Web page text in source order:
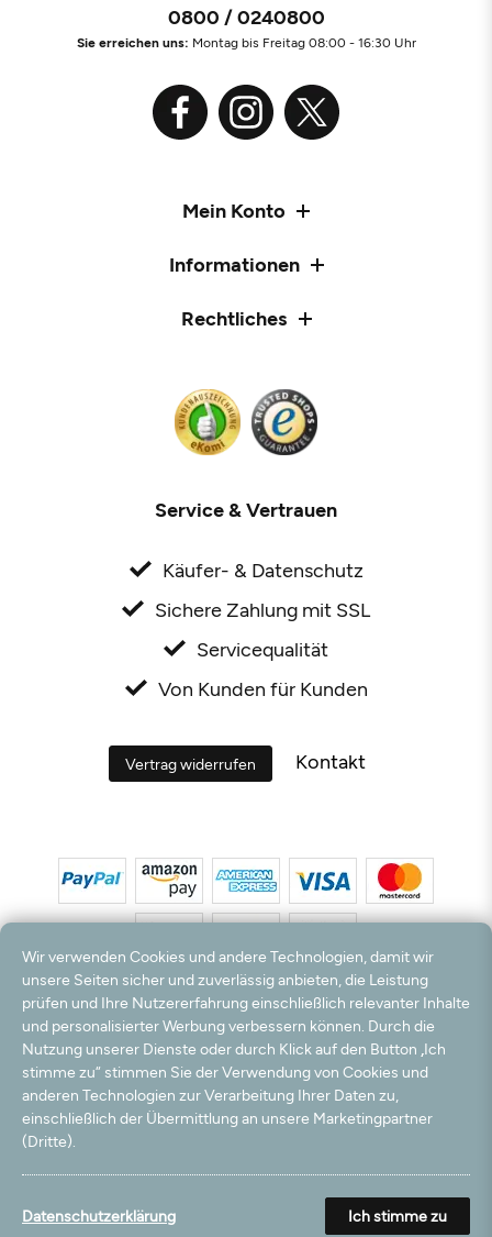
0800 / 0240800
Sie erreichen uns: Montag bis Freitag 08:00 - 16:30 Uhr
Mein Konto
Informationen
Rechtliches
Service & Vertrauen
Käufer- & Datenschutz
Sichere Zahlung mit SSL
Servicequalität
Von Kunden für Kunden
Vertrag widerrufen Kontakt
*Alle Preise inkl. MwSt. und zzgl. Versandkosten. **Kostenloser Versand und Rückversand
nur innerhalb Deutschlands und Österreichs.
Hinweis:Wir nutzen Ihre E-Mail Adresse für werbliche Zwecke, die jederzeit widerrufen
werden können. Ihre Daten werden nicht an Dritte weitergegeben.
© 2003 - 2026 Teppichversand24 GmbH / Alle Rechte vorbehalten. powered by
createyourtemplate
Wir verwenden Cookies und andere Technologien, damit wir
unsere Seiten sicher und zuverlässig anbieten, die Leistung
prüfen und Ihre Nutzererfahrung einschließlich relevanter Inhalte
und personalisierter Werbung verbessern können. Durch die
Nutzung unserer Dienste oder durch Klick auf den Button „Ich
stimme zu“ stimmen Sie der Verwendung von Cookies und
anderen Technologien zur Verarbeitung Ihrer Daten zu,
einschließlich der Übermittlung an unsere Marketingpartner
(Dritte).
Datenschutzerklärung Ich stimme zu